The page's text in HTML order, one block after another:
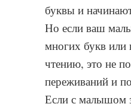
буквы и
Но если ваш
многих букв или
чтению, это не
переживаний и
Если с малышом